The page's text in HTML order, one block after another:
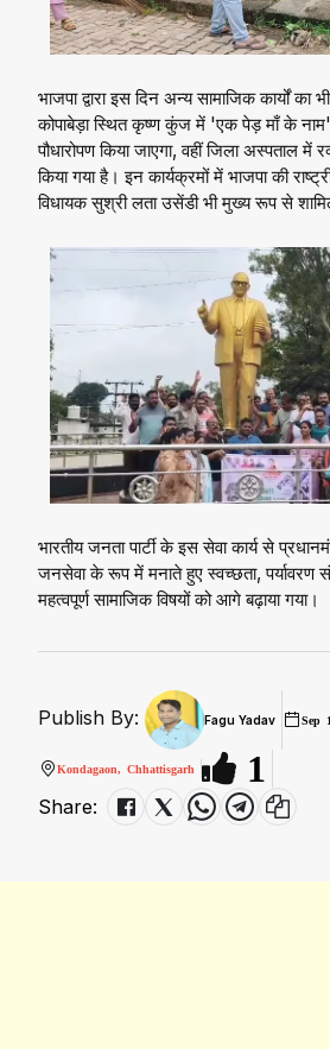
भाजपा द्वारा इस दिन अन्य सामाजिक कार्यों का
कोपाबेड़ा स्थित कृष्ण कुंज में 'एक पेड़ माँ के
पौधारोपण किया जाएगा, वहीं जिला अस्पताल में
किया गया है। इन कार्यक्रमों में भाजपा की
विधायक सुश्री लता उसेंडी भी मुख्य रूप से
भारतीय जनता पार्टी के इस सेवा कार्य से
जनसेवा के रूप में मनाते हुए स्वच्छता, पर्यावरण
महत्वपूर्ण सामाजिक विषयों को आगे बढ़ाया गया।
Publish By: Fagu Yadav Sep
Kondagaon, Chhattisgarh 1
Share: